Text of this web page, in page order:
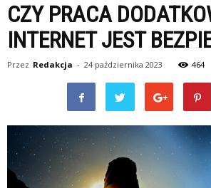
CZY PRACA
INTERNET JEST
Przez Redakcja - 24 października 2023 464